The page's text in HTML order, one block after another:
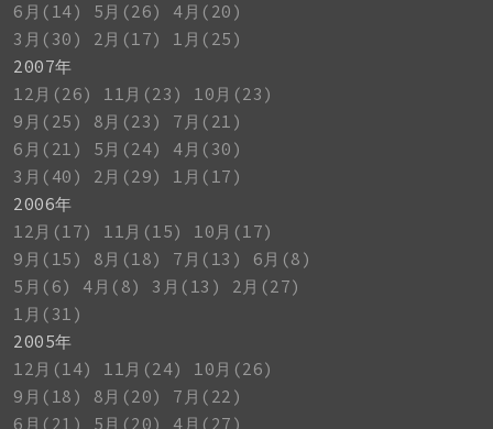
6月(14)
5月(26)
4月(20)
3月(30)
2月(17)
1月(25)
2007年
12月(26)
11月(23)
10月(23)
9月(25)
8月(23)
7月(21)
6月(21)
5月(24)
4月(30)
3月(40)
2月(29)
1月(17)
2006年
12月(17)
11月(15)
10月(17)
9月(15)
8月(18) 7月(13)
6月(8)
5月(6)
4月(8) 3月(13)
2月(27)
1月(31)
2005年
12月(14)
11月(24)
10月(26)
9月(18)
8月(20)
7月(22)
6月(21)
5月(20) 4月(27)